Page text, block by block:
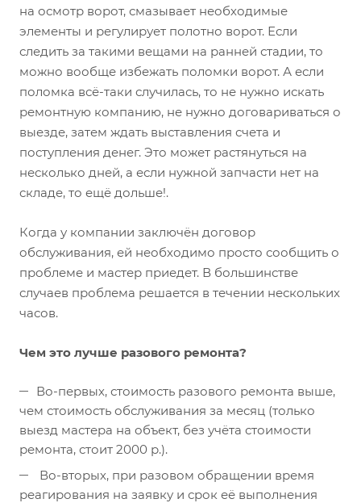
на осмотр ворот, смазывает необходимые
элементы и регулирует полотно ворот. Если
следить за такими вещами на ранней стадии, то
можно вообще избежать поломки ворот. А если
поломка всё-таки случилась, то не нужно искать
ремонтную компанию, не нужно договариваться о
выезде, затем ждать выставления счета и
поступления денег. Это может растянуться на
несколько дней, а если нужной запчасти нет на
складе, то ещё дольше!.
Когда у компании заключён договор
обслуживания, ей необходимо просто сообщить о
проблеме и мастер приедет. В большинстве
случаев проблема решается в течении нескольких
часов.
Чем это лучше разового ремонта?
Во-первых, стоимость разового ремонта выше,
чем стоимость обслуживания за месяц (только
выезд мастера на объект, без учёта стоимости
ремонта, стоит 2000 р.).
Во-вторых, при разовом обращении время
реагирования на заявку и срок её выполнения